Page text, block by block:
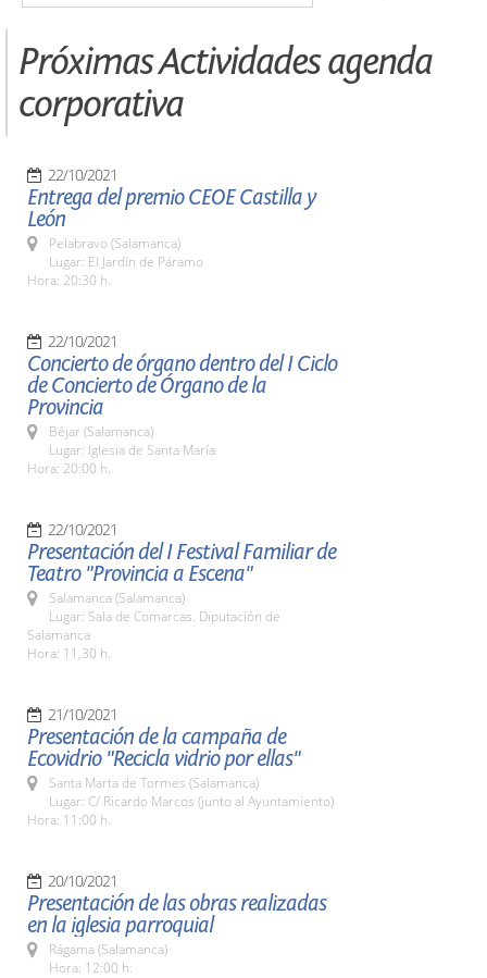
Próximas Actividades agenda
corporativa
22/10/2021
Entrega del premio CEOE Castilla y
León
Pelabravo (Salamanca)
Lugar: El Jardín de Páramo
Hora: 20:30 h.
22/10/2021
Concierto de órgano dentro del I Ciclo
de Concierto de Órgano de la
Provincia
Béjar (Salamanca)
Lugar: Iglesia de Santa María
Hora: 20:00 h.
22/10/2021
Presentación del I Festival Familiar de
Teatro "Provincia a Escena"
Salamanca (Salamanca)
Lugar: Sala de Comarcas. Diputación de
Salamanca
Hora: 11,30 h.
21/10/2021
Presentación de la campaña de
Ecovidrio "Recicla vidrio por ellas"
Santa Marta de Tormes (Salamanca)
Lugar: C/ Ricardo Marcos (junto al Ayuntamiento)
Hora: 11:00 h.
20/10/2021
Presentación de las obras realizadas
en la iglesia parroquial
Rágama (Salamanca)
Hora: 12:00 h.